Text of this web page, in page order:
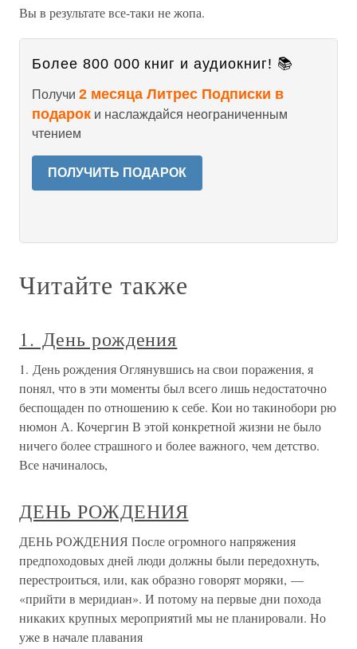
Вы в результате все-таки не жопа.
Более 800 000 книг и аудиокниг! 📚
Получи 2 месяца Литрес Подписки в
подарок и наслаждайся неограниченным
чтением
ПОЛУЧИТЬ ПОДАРОК
Читайте также
1. День рождения
1. День рождения Оглянувшись на свои поражения, я
понял, что в эти моменты был всего лишь недостаточно
беспощаден по отношению к себе. Кои но такинобори рю
нюмон А. Кочергин В этой конкретной жизни не было
ничего более страшного и более важного, чем детство.
Все начиналось,
ДЕНЬ РОЖДЕНИЯ
ДЕНЬ РОЖДЕНИЯ После огромного напряжения
предпоходовых дней люди должны были передохнуть,
перестроиться, или, как образно говорят моряки, —
«прийти в меридиан». И потому на первые дни похода
никаких крупных мероприятий мы не планировали. Но
уже в начале плавания